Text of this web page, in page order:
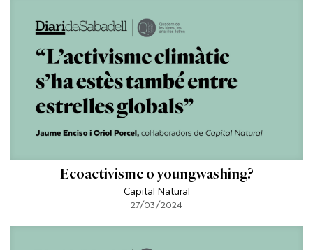
Ecoactivisme o youngwashing?
Capital Natural
27/03/2024